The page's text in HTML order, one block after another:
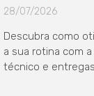
28/07/2026
Descubra como
a sua rotina com
técnico e